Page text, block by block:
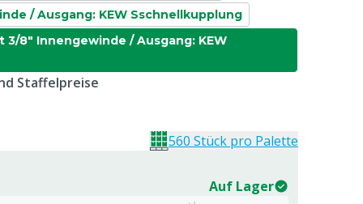
/ Ausgang: KEW Sschnellkupplung
3/8" Innengewinde / Ausgang: KEW
Auf Lager
Staffelpreise
560 Stück pro Palette